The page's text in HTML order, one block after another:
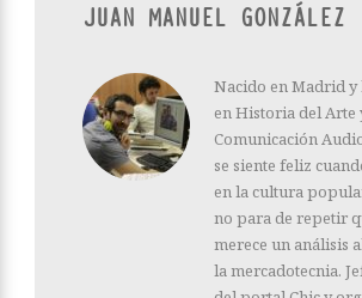
JUAN MANUEL GONZÁLEZ
Nacido en Madrid y
en Historia del Arte
Comunicación
se siente feliz
en la cultura
no para de repetir
merece un análisis
la mercadotecnia.